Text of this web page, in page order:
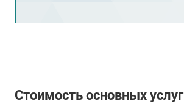
Стоимость основных услуг